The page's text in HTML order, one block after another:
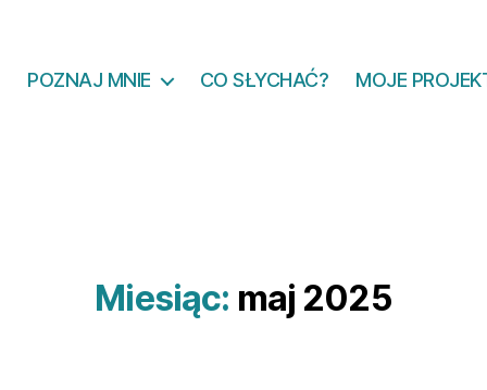
POZNAJ MNIE CO SŁYCHAĆ? MOJE
Miesiąc: maj 2025